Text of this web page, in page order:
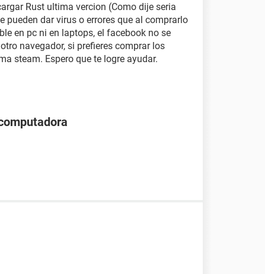
Rust ultima vercion (Como dije seria
pueden dar virus o errores que al comprarlo
en pc ni en laptops, el facebook no se
navegador, si prefieres comprar los
steam. Espero que te logre ayudar.